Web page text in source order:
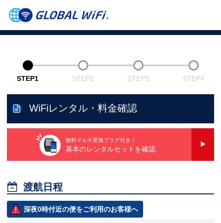
STEP1 STEP2 STEP3 STEP4
WiFiレンタル・料金確認
無料マルチ変換プラグ付き！
基本のレンタルセットを確認
 渡航日程
深夜0時付近の便をご利用のお客様へ